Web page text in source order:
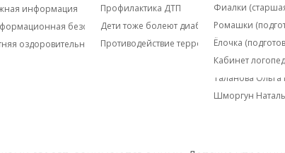
информация
Корнеева
Лежачева
Очеретная
Созина Анна
Таланова
Шморгун
Фиалки
Ромашки
Ёлочка
Кабинет
Профилактика ДТП
Дети тоже болеют диабетом
Противодействие терроризму и
безопасность
оздоровительная работа